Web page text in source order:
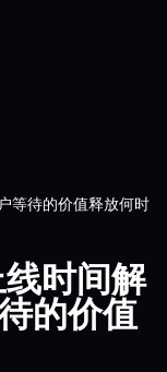
等待的价值释放何时
时间解
的价值